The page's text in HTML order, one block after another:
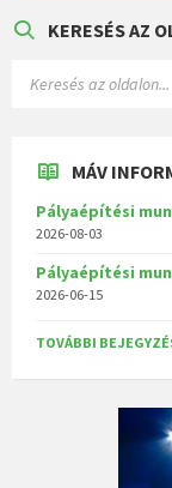
KERESÉS AZ
MÁV
Pályaépítési
2026-08-03
Pályaépítési
2026-06-15
TOVÁBBI